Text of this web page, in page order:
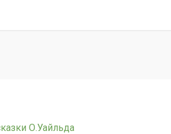
О.Уайльда